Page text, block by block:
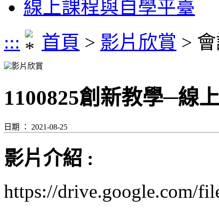
線上課程與自學平臺
:::
首頁 > 影片欣賞 >
影片欣賞
1100825創新教學─線
日期 ： 2021-08-25
影片介紹 :
https://drive.google.com/